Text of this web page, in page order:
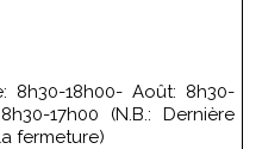
8h30-18h00- Août: 8h30-
17h00 (N.B.: Dernière
fermeture)